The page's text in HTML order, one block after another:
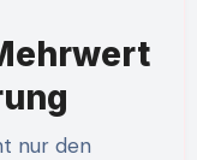
nur den